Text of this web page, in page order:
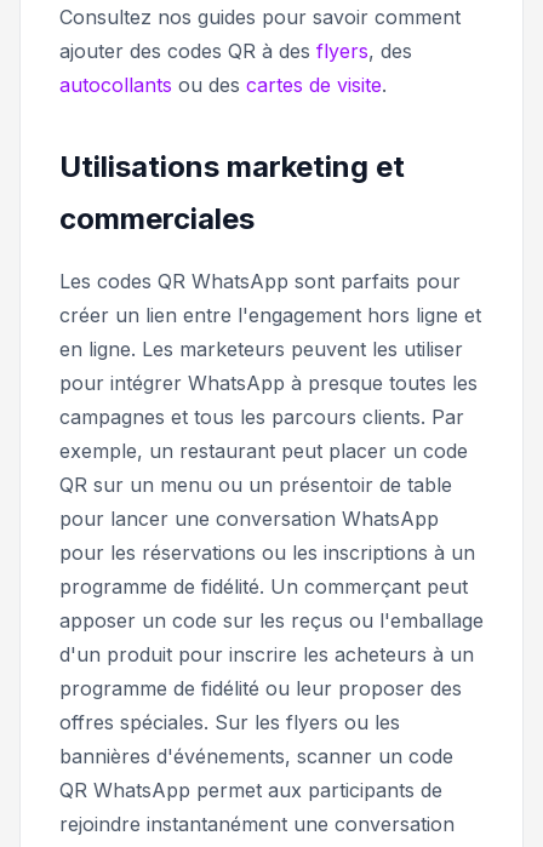
Consultez nos guides pour savoir comment
ajouter des codes QR à des flyers, des
autocollants ou des cartes de visite.
Utilisations marketing et
commerciales
Les codes QR WhatsApp sont parfaits pour
créer un lien entre l'engagement hors ligne et
en ligne. Les marketeurs peuvent les utiliser
pour intégrer WhatsApp à presque toutes les
campagnes et tous les parcours clients. Par
exemple, un restaurant peut placer un code
QR sur un menu ou un présentoir de table
pour lancer une conversation WhatsApp
pour les réservations ou les inscriptions à un
programme de fidélité. Un commerçant peut
apposer un code sur les reçus ou l'emballage
d'un produit pour inscrire les acheteurs à un
programme de fidélité ou leur proposer des
offres spéciales. Sur les flyers ou les
bannières d'événements, scanner un code
QR WhatsApp permet aux participants de
rejoindre instantanément une conversation